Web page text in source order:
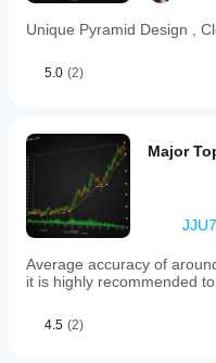
Unique Pyramid Design ,
5.0 (2)
Major
JJU7
Average accuracy of
it is highly recommended
4.5 (2)